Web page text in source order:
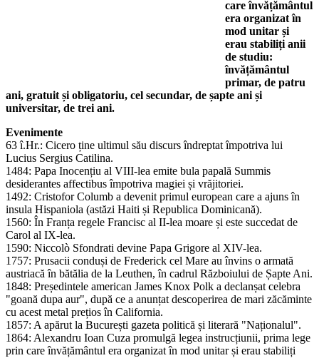
care învățământul
era organizat în
mod unitar și
erau stabiliți anii
de studiu:
învățământul
primar, de patru
ani, gratuit și obligatoriu, cel secundar, de șapte ani și
universitar, de trei ani.
Evenimente
63 î.Hr.: Cicero ține ultimul său discurs îndreptat împotriva lui
Lucius Sergius Catilina.
1484: Papa Inocențiu al VIII-lea emite bula papală Summis
desiderantes affectibus împotriva magiei și vrăjitoriei.
1492: Cristofor Columb a devenit primul european care a ajuns în
insula Hispaniola (astăzi Haiti și Republica Dominicană).
1560: În Franța regele Francisc al II-lea moare și este succedat de
Carol al IX-lea.
1590: Niccolò Sfondrati devine Papa Grigore al XIV-lea.
1757: Prusacii conduși de Frederick cel Mare au învins o armată
austriacă în bătălia de la Leuthen, în cadrul Războiului de Șapte Ani.
1848: Președintele american James Knox Polk a declanșat celebra
"goană dupa aur", după ce a anunțat descoperirea de mari zăcăminte
cu acest metal prețios în California.
1857: A apărut la București gazeta politică și literară "Naționalul".
1864: Alexandru Ioan Cuza promulgă legea instrucțiunii, prima lege
prin care învățământul era organizat în mod unitar și erau stabiliți